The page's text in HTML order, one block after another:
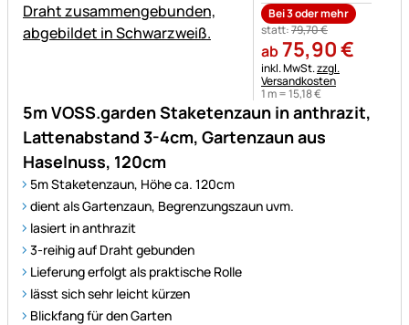
5m VOSS.garden Staketenzaun in anthrazit,
Lattenabstand 3-4cm, Gartenzaun aus
Haselnuss, 120cm
5m Staketenzaun, Höhe ca. 120cm
dient als Gartenzaun, Begrenzungszaun uvm.
lasiert in anthrazit
3-reihig auf Draht gebunden
Lieferung erfolgt als praktische Rolle
lässt sich sehr leicht kürzen
Blickfang für den Garten
Bei 3 oder mehr
statt:79,70€
ab75,90€
Steuerhinweis:
inkl. MwSt.zzgl.
Versandkosten
1 m =15,18€